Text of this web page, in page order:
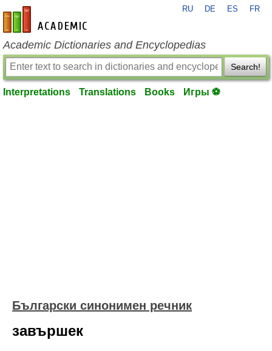
en-academic.com
RU DE ES FR
Academic Dictionaries and Encyclopedias
Search!
Interpretations Translations Books Игры ⚽
Български синонимен речник
завършек